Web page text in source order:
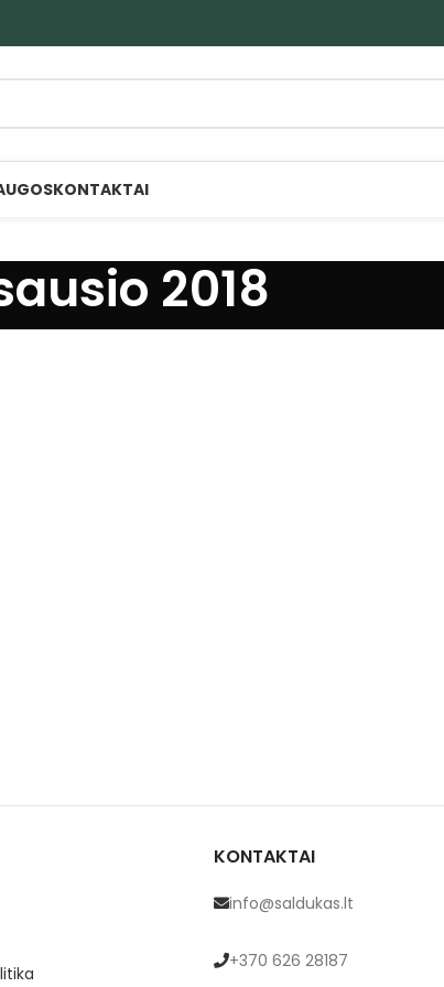
KONTAKTAI
2018
KONTAKTAI
info@saldukas.lt
+370 626 28187